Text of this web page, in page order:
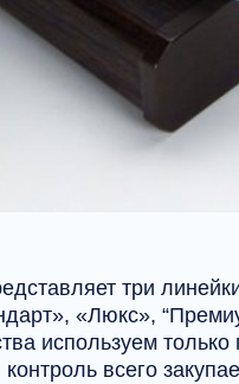
три
«Люкс»,
используем только
всего